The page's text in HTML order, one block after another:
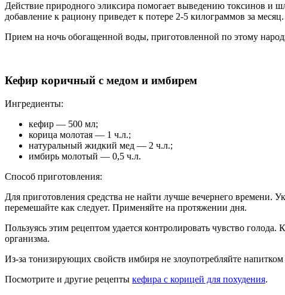
Действие природного эликсира помогает выведению токсинов и
добавление к рациону приведет к потере 2-5 килограммов за месяц.
Прием на ночь обогащенной воды, приготовленной по этому
Кефир коричный с медом и имбирем
Ингредиенты:
кефир — 500 мл;
корица молотая — 1 ч.л.;
натуральный жидкий мед — 2 ч.л.;
имбирь молотый — 0,5 ч.л.
Способ приготовления:
Для приготовления средства не найти лучше вечернего времени.
перемешайте как следует. Применяйте на протяжении дня.
Пользуясь этим рецептом удается контролировать чувство
организма.
Из-за тонизирующих свойств имбиря не злоупотребляйте
Посмотрите и другие рецепты кефира с корицей для похудения.